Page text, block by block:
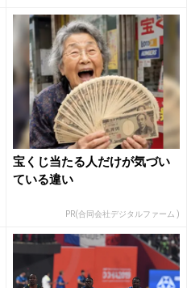
宝くじ当たる人だけが気づい
ている違い
PR(合同会社デジタルファーム )